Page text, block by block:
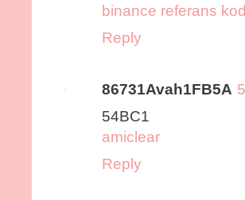
binance referans
Reply
86731Avah1FB5A
54BC1
amiclear
Reply